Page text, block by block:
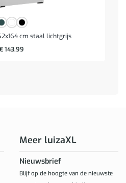
cm staal lichtgrijs
€143,99
Meer luizaXL
Nieuwsbrief
Blijf op de hoogte van de nieuwste